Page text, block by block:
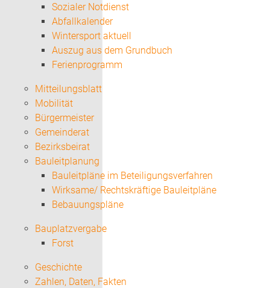
Sozialer Notdienst
Abfallkalender
Wintersport aktuell
Auszug aus dem Grundbuch
Ferienprogramm
Mitteilungsblatt
Mobilität
Bürgermeister
Gemeinderat
Bezirksbeirat
Bauleitplanung
Bauleitpläne im Beteiligungsverfahren
Wirksame/ Rechtskräftige Bauleitpläne
Bebauungspläne
Bauplatzvergabe
Forst
Geschichte
Zahlen, Daten, Fakten